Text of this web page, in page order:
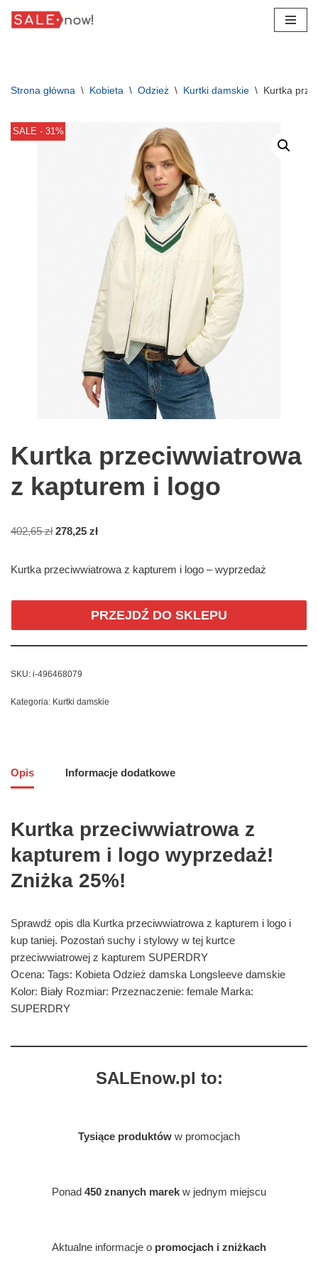
Strona główna \ Kobieta \ Odzież \ Kurtki damskie \ Kurtka
SALE - 31%
Kurtka przeciwwiatrowa
z kapturem i logo
402,65zł 278,25 zł
Kurtka przeciwwiatrowa z kapturem i logo – wyprzedaż
PRZEJDŹ DO SKLEPU
SKU: i-496468079
Kategoria: Kurtki damskie
Opis Informacje dodatkowe
Kurtka przeciwwiatrowa z
kapturem i logo wyprzedaż!
Zniżka 25%!
Sprawdź opis dla Kurtka przeciwwiatrowa z kapturem i logo i
kup taniej. Pozostań suchy i stylowy w tej kurtce
przeciwwiatrowej z kapturem SUPERDRY
Ocena: Tags: Kobieta Odzież damska Longsleeve damskie
Kolor: Biały Rozmiar: Przeznaczenie: female Marka:
SUPERDRY
SALEnow.pl to:
Tysiące produktów w promocjach
Ponad 450 znanych marek w jednym miejscu
Aktualne informacje o promocjach i zniżkach